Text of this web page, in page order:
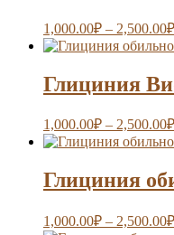
1,000.00₽ – 2,500.00₽
Глициния
1,000.00₽ – 2,500.00₽
Глициния
1,000.00₽ – 2,500.00₽